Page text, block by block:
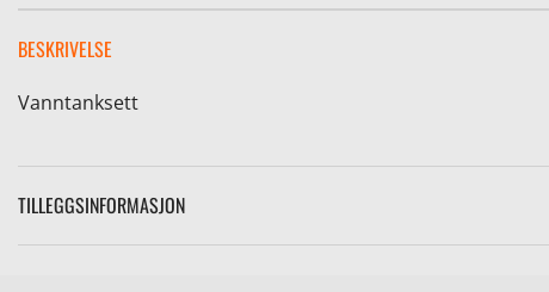
BESKRIVELSE
Vanntanksett
TILLEGGSINFORMASJON